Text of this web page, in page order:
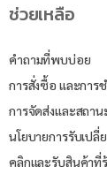
ช่วยเหลือ
คำถามที่พบบ่อย
การสั่งซื้อ และการช
การจัดส่งและสถา
นโยบายการรับเปลี่
คลิกและรับสินค้าที่